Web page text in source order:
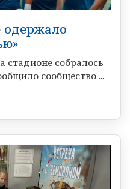
одержало
стадионе собралось
сообщество ...